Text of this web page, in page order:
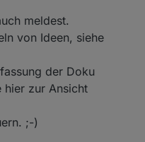
:-)
und muss diese so
der Materie noch nie
können, das ist nicht
ist das alles so simple
lesen? :-)
meldest.
von Ideen, siehe
der Doku
hier zur Ansicht
;-)